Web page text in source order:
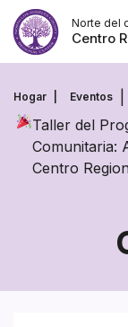
Saltar
contenido
Norte del
Centro
Hogar Eventos
Taller del
Comunitaria:
Centro